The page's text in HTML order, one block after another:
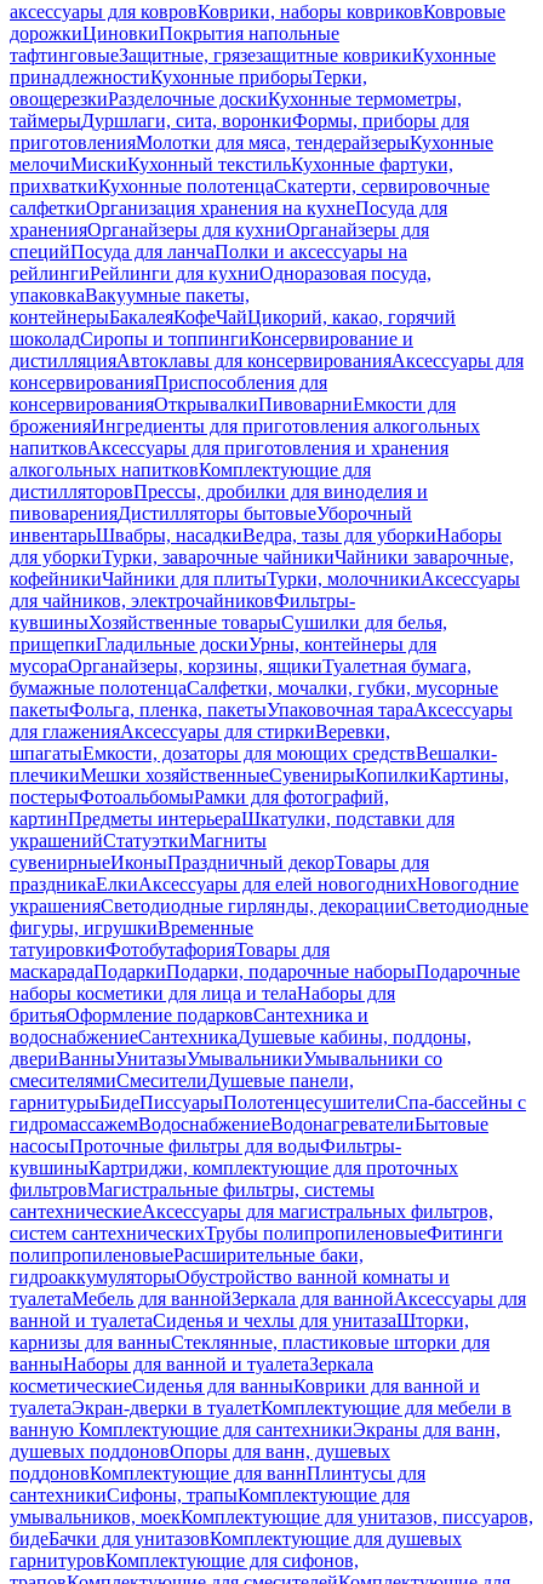
аксессуары для ковровКоврики, наборы ковриковКовровые
дорожкиЦиновкиПокрытия напольные
тафтинговыеЗащитные, грязезащитные коврикиКухонные
принадлежностиКухонные приборыТерки,
овощерезкиРазделочные доскиКухонные термометры,
таймерыДуршлаги, сита, воронкиФормы, приборы для
приготовленияМолотки для мяса, тендерайзерыКухонные
мелочиМискиКухонный текстильКухонные фартуки,
прихваткиКухонные полотенцаСкатерти, сервировочные
салфеткиОрганизация хранения на кухнеПосуда для
храненияОрганайзеры для кухниОрганайзеры для
специйПосуда для ланчаПолки и аксессуары на
рейлингиРейлинги для кухниОдноразовая посуда,
упаковкаВакуумные пакеты,
контейнерыБакалеяКофеЧайЦикорий, какао, горячий
шоколадСиропы и топпингиКонсервирование и
дистилляцияАвтоклавы для консервированияАксессуары для
консервированияПриспособления для
консервированияОткрывалкиПивоварниЕмкости для
броженияИнгредиенты для приготовления алкогольных
напитковАксессуары для приготовления и хранения
алкогольных напитковКомплектующие для
дистилляторовПрессы, дробилки для виноделия и
пивоваренияДистилляторы бытовыеУборочный
инвентарьШвабры, насадкиВедра, тазы для уборкиНаборы
для уборкиТурки, заварочные чайникиЧайники заварочные,
кофейникиЧайники для плитыТурки, молочникиАксессуары
для чайников, электрочайниковФильтры-
кувшиныХозяйственные товарыСушилки для белья,
прищепкиГладильные доскиУрны, контейнеры для
мусораОрганайзеры, корзины, ящикиТуалетная бумага,
бумажные полотенцаСалфетки, мочалки, губки, мусорные
пакетыФольга, пленка, пакетыУпаковочная тараАксессуары
для глаженияАксессуары для стиркиВеревки,
шпагатыЕмкости, дозаторы для моющих средствВешалки-
плечикиМешки хозяйственныеСувенирыКопилкиКартины,
постерыФотоальбомыРамки для фотографий,
картинПредметы интерьераШкатулки, подставки для
украшенийСтатуэткиМагниты
сувенирныеИконыПраздничный декорТовары для
праздникаЕлкиАксессуары для елей новогоднихНовогодние
украшенияСветодиодные гирлянды, декорацииСветодиодные
фигуры, игрушкиВременные
татуировкиФотобутафорияТовары для
маскарадаПодаркиПодарки, подарочные наборыПодарочные
наборы косметики для лица и телаНаборы для
бритьяОформление подарковСантехника и
водоснабжениеСантехникаДушевые кабины, поддоны,
двериВанныУнитазыУмывальникиУмывальники со
смесителямиСмесителиДушевые панели,
гарнитурыБидеПиссуарыПолотенцесушителиСпа-бассейны с
гидромассажемВодоснабжениеВодонагревателиБытовые
насосыПроточные фильтры для водыФильтры-
кувшиныКартриджи, комплектующие для проточных
фильтровМагистральные фильтры, системы
сантехническиеАксессуары для магистральных фильтров,
систем сантехническихТрубы полипропиленовыеФитинги
полипропиленовыеРасширительные баки,
гидроаккумуляторыОбустройство ванной комнаты и
туалетаМебель для ваннойЗеркала для ваннойАксессуары для
ванной и туалетаСиденья и чехлы для унитазаШторки,
карнизы для ванныСтеклянные, пластиковые шторки для
ванныНаборы для ванной и туалетаЗеркала
косметическиеСиденья для ванныКоврики для ванной и
туалетаЭкран-дверки в туалетКомплектующие для мебели в
ванную Комплектующие для сантехникиЭкраны для ванн,
душевых поддоновОпоры для ванн, душевых
поддоновКомплектующие для ваннПлинтусы для
сантехникиСифоны, трапыКомплектующие для
умывальников, моекКомплектующие для унитазов, писсуаров,
бидеБачки для унитазовКомплектующие для душевых
гарнитуровКомплектующие для сифонов,